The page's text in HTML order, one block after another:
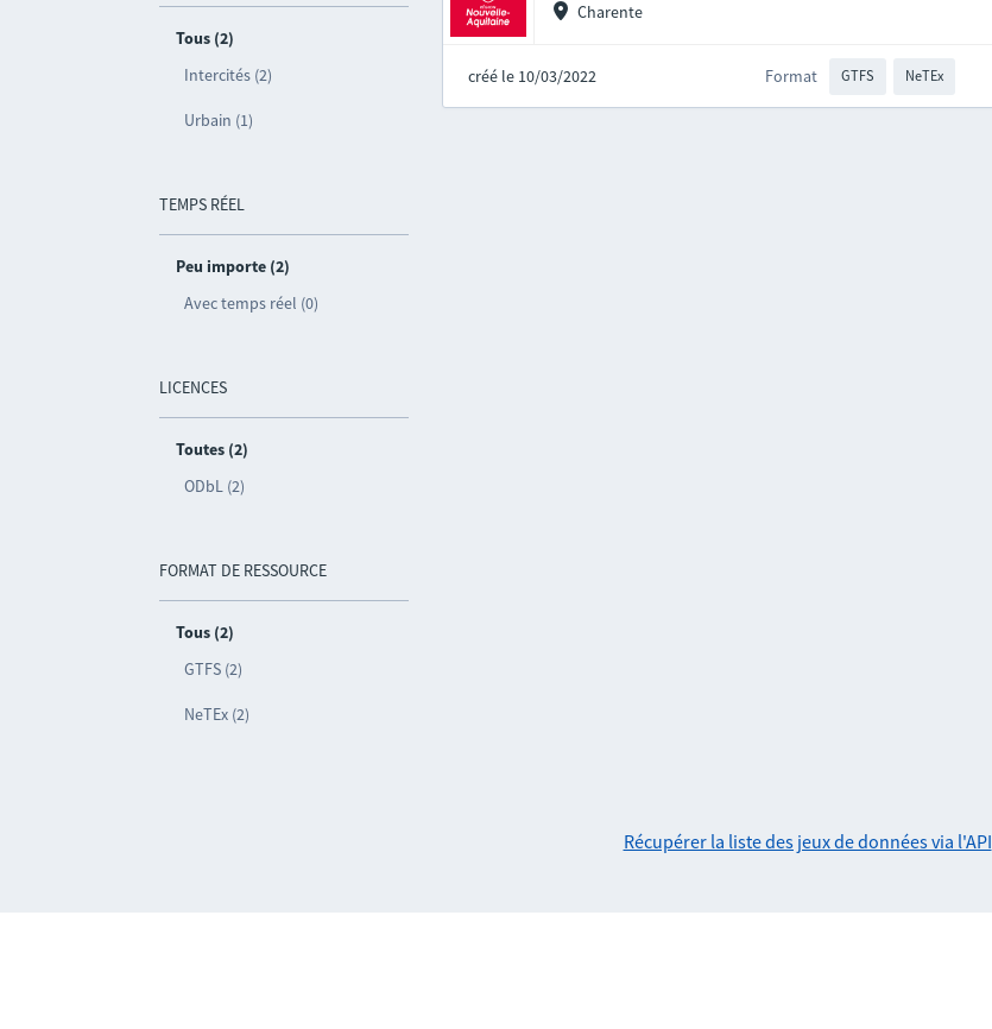
Tous (2)
Intercités (2)
Urbain (1)
TEMPS RÉEL
Peu importe (2)
Avec temps réel (0)
LICENCES
Toutes (2)
ODbL (2)
FORMAT DE RESSOURCE
Tous (2)
GTFS (2)
NeTEx (2)
Charente
créé le 10/03/2022 Format GTFS NeTEx
Récupérer la liste des jeux de données via l'API